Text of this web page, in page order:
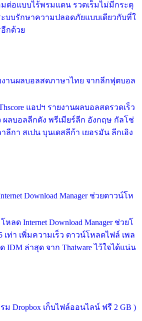
ต่อแบบไร้พรมแดน รวดเร็มไม่มีกระตุ
บบรักษาความปลอดภัยแบบเดียวกับที่ใ
กด้วย
ยงานผลบอลสดภาษาไทย จากลีกฟุตบอล
แอปฯ รายงานผลบอลสดรวดเร็ว
ลบอลลีกดัง พรีเมียร์ลีก อังกฤษ กัลโช่
าลีกา สเปน บุนเดสลีก้า เยอรมัน ลีกเอิง
Download Manager ช่วยดาวน์โห
ลด Internet Download Manager ช่วยโ
เท่า เพิ่มความเร็ว ดาวน์โหลดไฟล์ เพล
IDM ล่าสุด จาก Thaiware ไว้ใจได้แน่น
ม Dropbox เก็บไฟล์ออนไลน์ ฟรี 2 GB )